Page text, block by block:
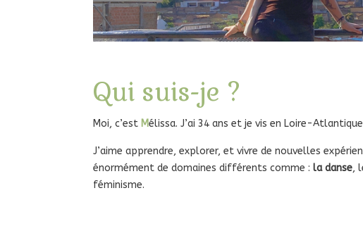
Qui suis-je ?
Moi, c’est Mélissa. J’ai 34 ans et je vis en Loire-
J’aime apprendre, explorer, et vivre de nouvelles
énormément de domaines différents comme : la danse,
féminisme.